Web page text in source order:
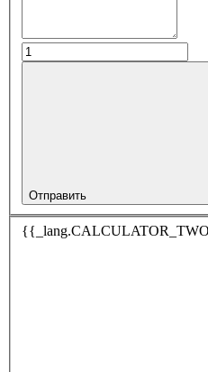
Отправить